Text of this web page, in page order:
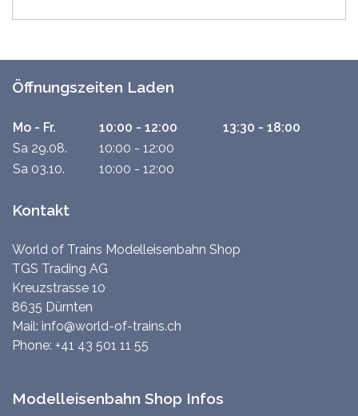
Öffnungszeiten Laden
Mo - Fr. 10:00 - 12:00
13:30 - 18:00
Sa 29.08.
10:00 - 12:00
Sa 03.10.
10:00 - 12:00
Kontakt
World of Trains Modelleisenbahn Shop
TGS Trading AG
Kreuzstrasse 10
8635 Dürnten
Mail: info@world-of-trains.ch
Phone: +41 43 501 11 55
Modelleisenbahn Shop Infos